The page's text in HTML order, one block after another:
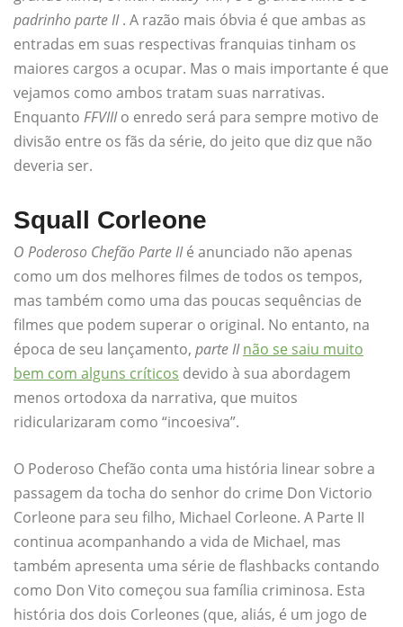
padrinhoparte II. A razão mais óbvia é que ambas as
entradas em suas respectivas franquias tinham os
maiores cargos a ocupar. Mas o mais importante é que
vejamos como ambos tratam suas narrativas.
Enquanto FFVIIIo enredo será para sempre motivo de
divisão entre os fãs da série, do jeito que diz que não
deveria ser.
Squall Corleone
O Poderoso Chefão Parte IIé anunciado não apenas
como um dos melhores filmes de todos os tempos,
mas também como uma das poucas sequências de
filmes que podem superar o original. No entanto, na
época de seu lançamento, parte II não se saiu muito
bem com alguns críticos devido à sua abordagem
menos ortodoxa da narrativa, que muitos
ridicularizaram como “incoesiva”.
O Poderoso Chefão conta uma história linear sobre a
passagem da tocha do senhor do crime Don Victorio
Corleone para seu filho, Michael Corleone. A Parte II
continua acompanhando a vida de Michael, mas
também apresenta uma série de flashbacks contando
como Don Vito começou sua família criminosa. Esta
história dos dois Corleones (que, aliás, é um jogo de